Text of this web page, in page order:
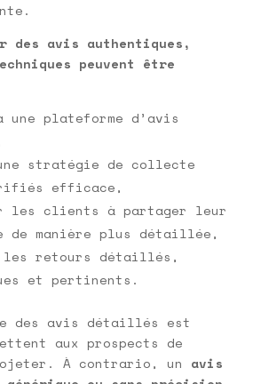
des avis authentiques,
peuvent être
une plateforme d’avis
stratégie de collecte
efficace,
les clients à partager leur
de manière plus détaillée,
retours détaillés,
et pertinents.
des avis détaillés est
aux prospects de
À contrario, un avis